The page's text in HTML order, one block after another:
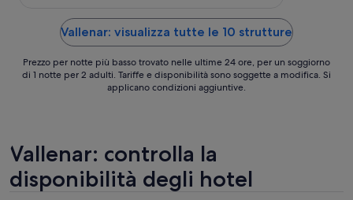
ago
Vallenar: visualizza tutte le 10 strutture
Prezzo per notte più basso trovato nelle ultime 24 ore, per un soggiorno
di 1 notte per 2 adulti. Tariffe e disponibilità sono soggette a modifica. Si
applicano condizioni aggiuntive.
Vallenar: controlla la
disponibilità degli hotel